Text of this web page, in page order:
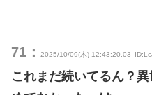
71： 2025/10/09(木) 12:43:20.03
これまだ続いてるん？